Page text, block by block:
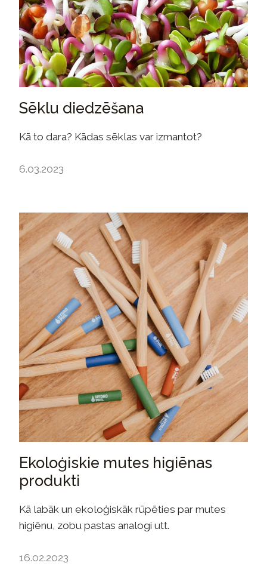
Sēklu diedzēšana
Kā to dara? Kādas sēklas var izmantot?
6.03.2023
Ekoloģiskie mutes higiēnas
produkti
Kā labāk un ekoloģiskāk rūpēties par mutes
higiēnu, zobu pastas analogi utt.
16.02.2023